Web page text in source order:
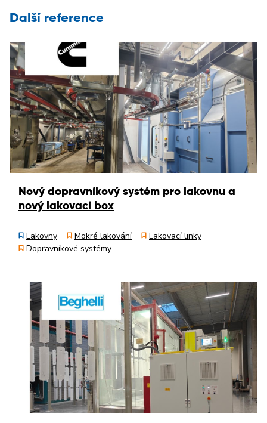
Další reference
Nový dopravníkový systém pro lakovnu a
nový lakovací box
Lakovny Mokré lakování
Lakovací linky
Dopravníkové systémy